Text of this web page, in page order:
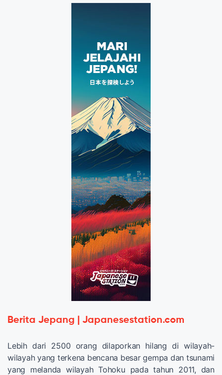
Berita Jepang | Japanesestation.com
Lebih dari 2500 orang dilaporkan hilang di wilayah-
wilayah yang terkena bencana besar gempa dan tsunami
yang melanda wilayah Tohoku pada tahun 2011, dan